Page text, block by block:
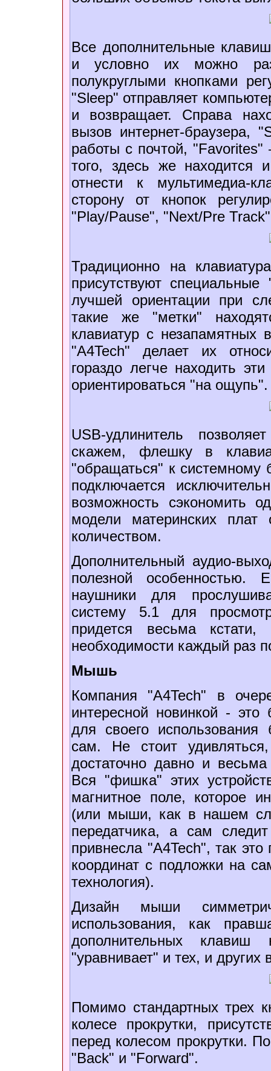
Все дополнительные
и условно их можно
полукруглыми кнопками
"Sleep" отправляет
и возвращает. Справа
вызов интернет-браузера,
работы с почтой,
того, здесь же находится
отнести к мультимедиа-
сторону от кнопок
"Play/Pause", "Next/Pre
Традиционно на
присутствуют
лучшей ориентации при
такие же "метки"
клавиатур с незапамятных
"A4Tech" делает их
гораздо легче находить
ориентироваться "на ощупь".
USB-удлинитель
скажем, флешку в
"обращаться" к системному
подключается
возможность сэкономить
модели материнских
количеством.
Дополнительный аудио-
полезной особенностью.
наушники для
систему 5.1 для
придется весьма
необходимости каждый раз
Мышь
Компания "A4Tech" в
интересной новинкой -
для своего использования
сам. Не стоит
достаточно давно и
Вся "фишка" этих
магнитное поле, которое
(или мыши, как в нашем
передатчика, а сам
привнесла "A4Tech", так
координат с подложки на
технология).
Дизайн мыши
использования, как
дополнительных
"уравнивает" и тех, и других
Помимо стандартных трех
колесе прокрутки,
перед колесом прокрутки.
"Back" и "Forward".